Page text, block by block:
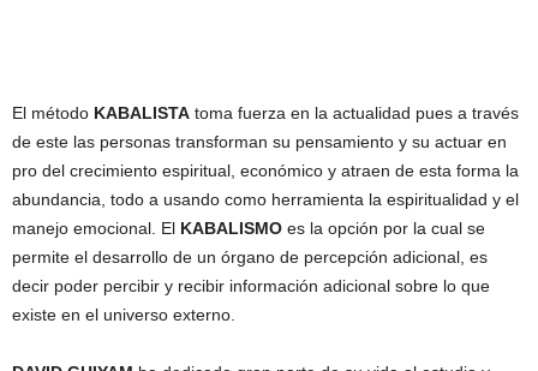
El método KABALISTA toma fuerza en la actualidad pues a través
de este las personas transforman su pensamiento y su actuar en
pro del crecimiento espiritual, económico y atraen de esta forma la
abundancia, todo a usando como herramienta la espiritualidad y el
manejo emocional. El KABALISMO es la opción por la cual se
permite el desarrollo de un órgano de percepción adicional, es
decir poder percibir y recibir información adicional sobre lo que
existe en el universo externo.